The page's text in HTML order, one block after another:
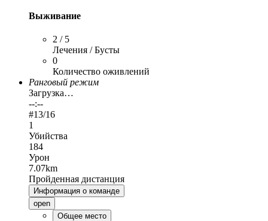
Выживание
2 / 5
Лечения / Бусты
0
Количество оживлений
Ранговый режим
Загрузка…
--:--
#13/16
1
Убийства
184
Урон
7.07km
Пройденная дистанция
Информация о команде
open
Общее место